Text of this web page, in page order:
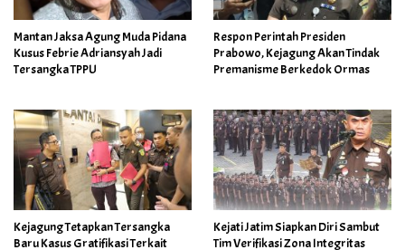
Mantan Jaksa Agung Muda Pidana
Kusus Febrie Adriansyah Jadi
Tersangka TPPU
Respon Perintah Presiden
Prabowo, Kejagung Akan Tindak
Premanisme Berkedok Ormas
Kejagung Tetapkan Tersangka
Baru Kasus Gratifikasi Terkait
Kejati Jatim Siapkan Diri Sambut
Tim Verifikasi Zona Integritas